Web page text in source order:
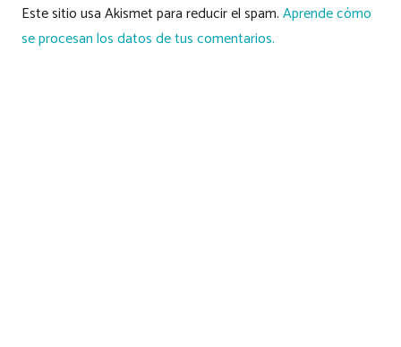
Este sitio usa Akismet para reducir el spam.Aprende cómo
se procesan los datos de tus comentarios.